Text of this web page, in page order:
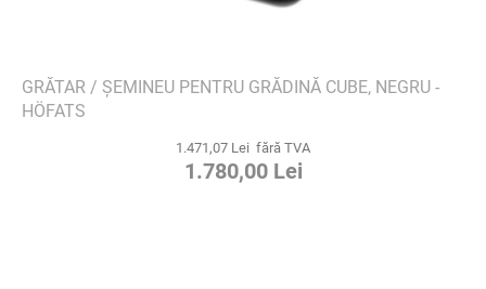
GRĂTAR / ȘEMINEU PENTRU GRĂDINĂ CUBE, NEGRU -
HÖFATS
1.471,07 Lei fără TVA
1.780,00 Lei